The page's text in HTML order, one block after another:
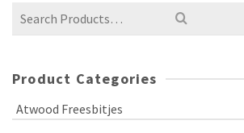
Product Categories
Atwood Freesbitjes